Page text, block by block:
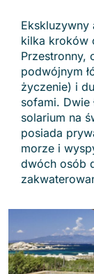
Ekskluzywny
kilka kroków
Przestronny,
podwójnym
życzenie) i
sofami. Dwie
solarium na
posiada
morze i
dwóch osób